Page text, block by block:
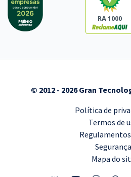
RA 1000
© 2012 - 2026 Gran
Política de
Termos de
Regulamentos
Segurança
Mapa do